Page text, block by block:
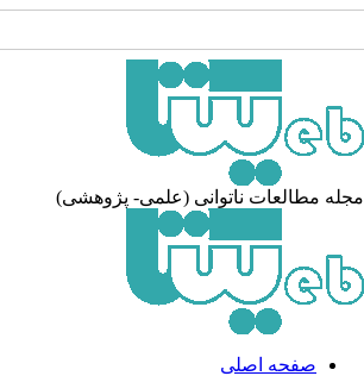
مطالعات ناتوانی (علمی- پژوهشی)
صفحه اصلی